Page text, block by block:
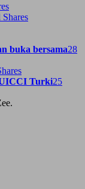
buka bersama28
Turki25